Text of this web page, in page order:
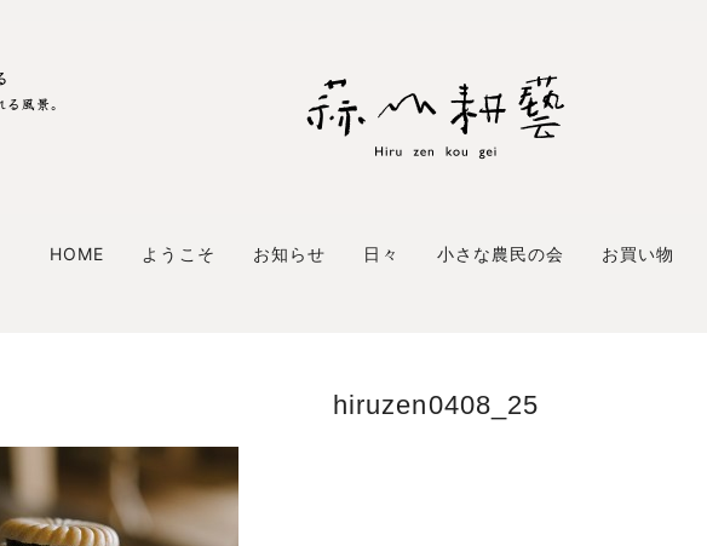
HOME ようこそ お知らせ 日々 小さな農民の会 お買い物
hiruzen0408_25